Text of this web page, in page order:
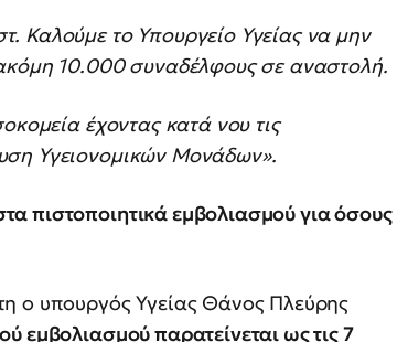
Καλούμε το Υπουργείο Υγείας να μην
ακόμη 10.000 συναδέλφους σε αναστολή.
έχοντας κατά νου τις
Υγειονομικών Μονάδων».
πιστοποιητικά εμβολιασμού για όσους
ο υπουργός Υγείας Θάνος Πλεύρης
εμβολιασμού παρατείνεται ως τις 7